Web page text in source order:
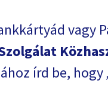
vagy
írd be, hogy